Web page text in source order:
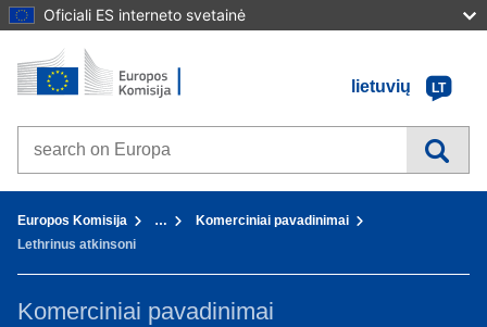
Oficiali ES interneto svetainė
Į turinį
Pradžia - Europos Komisija
lietuvių
LT
Search on Europa websites
Europos Komisija …
Komerciniai pavadinimai
Lethrinus atkinsoni
Komerciniai pavadinimai